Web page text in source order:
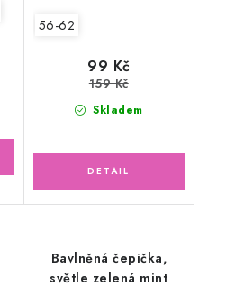
56-62
Skladem
99 Kč
159 Kč
Bavlněná čepička,
světle zelená mint